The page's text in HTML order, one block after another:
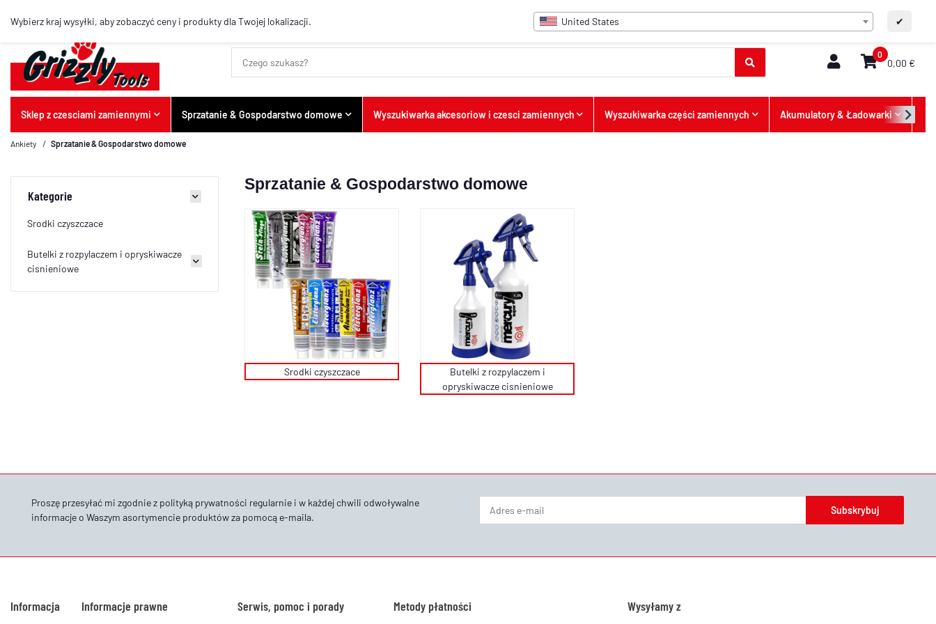
Wybierz kraj wysyłki, aby zobaczyć ceny i produkty dla Twojej lokalizacji. United States ✔
PL Kontakt
0
0,00 €
Sklep z czesciami zamiennymi Sprzatanie & Gospodarstwo domowe Wyszukiwarka akcesoriow i czesci zamiennych Wyszukiwarka części zamiennych Akumulatory & Ładowarki
Ankiety Sprzatanie & Gospodarstwo domowe
Sprzatanie & Gospodarstwo domowe
Srodki czyszczace
Butelki z rozpylaczem i
opryskiwacze cisnieniowe
Kategorie
Srodki czyszczace
Butelki z rozpylaczem i opryskiwacze
cisnieniowe
Proszę przesyłać mi zgodnie z polityką prywatności regularnie i w każdej chwili odwoływalne
informacje o Waszym asortymencie produktów za pomocą e-maila.
Subskrybuj
Informacja Informacje prawne Serwis, pomoc i porady Metody płatności Wysyłamy z